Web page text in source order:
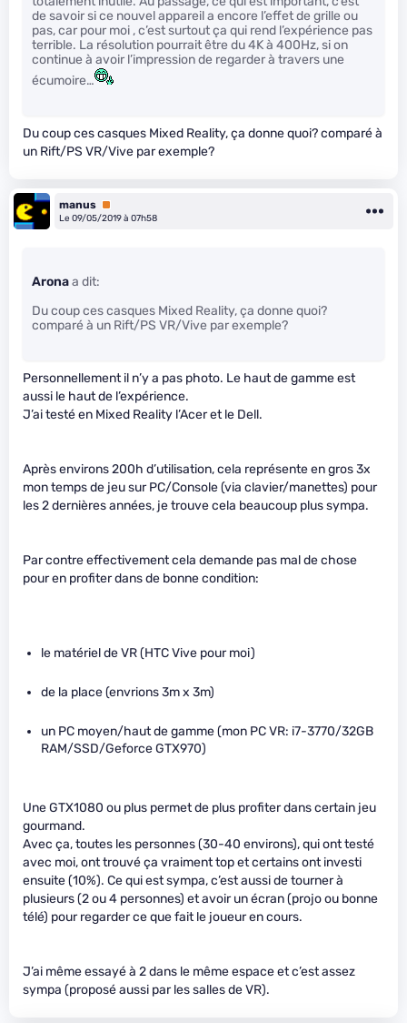
de savoir si ce nouvel appareil a encore l’effet de grille ou
pas, car pour moi , c’est surtout ça qui rend l’expérience pas
terrible. La résolution pourrait être du 4K à 400Hz, si on
continue à avoir l’impression de regarder à travers une
écumoire…
Du coup ces casques Mixed Reality, ça donne quoi? comparé à
un Rift/PS VR/Vive par exemple?
manus Premium
Le 09/05/2019 à 07h58
Aronaa dit:
Du coup ces casques Mixed Reality, ça donne quoi?
comparé à un Rift/PS VR/Vive par exemple?
Personnellement il n’y a pas photo. Le haut de gamme est
aussi le haut de l’expérience.
J’ai testé en Mixed Reality l’Acer et le Dell.
Après environs 200h d’utilisation, cela représente en gros 3x
mon temps de jeu sur PC/Console (via clavier/manettes) pour
les 2 dernières années, je trouve cela beaucoup plus sympa.
Par contre effectivement cela demande pas mal de chose
pour en profiter dans de bonne condition:
le matériel de VR (HTC Vive pour moi)
de la place (envrions 3m x 3m)
un PC moyen/haut de gamme (mon PC VR: i7-3770/32GB
RAM/SSD/Geforce GTX970)
Une GTX1080 ou plus permet de plus profiter dans certain jeu
gourmand.
Avec ça, toutes les personnes (30-40 environs), qui ont testé
avec moi, ont trouvé ça vraiment top et certains ont investi
ensuite (10%). Ce qui est sympa, c’est aussi de tourner à
plusieurs (2 ou 4 personnes) et avoir un écran (projo ou bonne
télé) pour regarder ce que fait le joueur en cours.
J’ai même essayé à 2 dans le même espace et c’est assez
sympa (proposé aussi par les salles de VR).